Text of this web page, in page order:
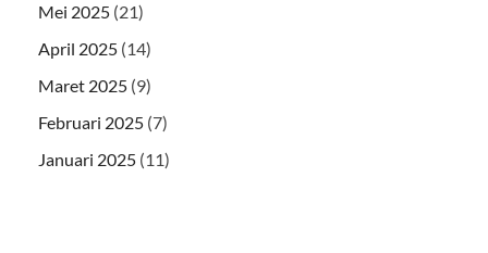
Mei 2025 (21)
April 2025 (14)
Maret 2025 (9)
Februari 2025 (7)
Januari 2025 (11)